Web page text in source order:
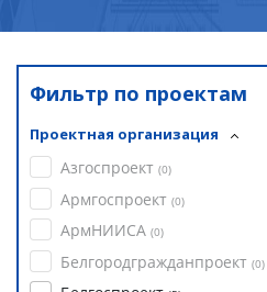
Фильтр по проектам
Проектная организация
Азгоспроект (0)
Армгоспроект (0)
АрмНИИСА (0)
Белгородгражданпроект (0)